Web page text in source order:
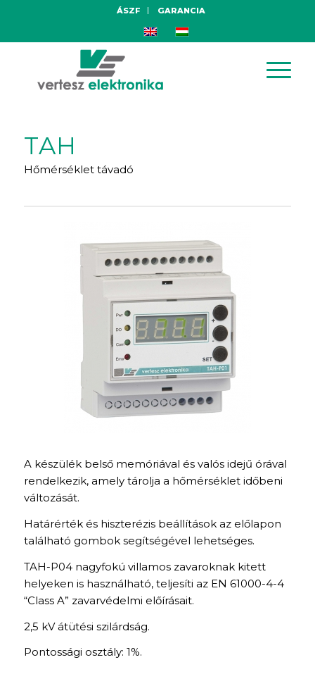
ÁSZF GARANCIA
TAH
Hőmérséklet távadó
A készülék belső memóriával és valós idejű órával
rendelkezik, amely tárolja a hőmérséklet időbeni
változását.
Határérték és hiszterézis beállítások az előlapon
található gombok segítségével lehetséges.
TAH-P04 nagyfokú villamos zavaroknak kitett
helyeken is használható, teljesíti az EN 61000-4-4
“Class A” zavarvédelmi előírásait.
2,5 kV átütési szilárdság.
Pontossági osztály: 1%.